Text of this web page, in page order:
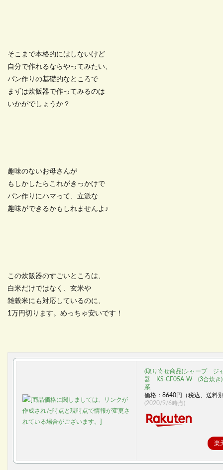
そこまで本格的にはしないけど
自分で作れるならやってみたい、
パン作りの基礎的なところで
まずは炊飯器で作ってみるのは
いかがでしょうか？
趣味のないお母さんが
もしかしたらこれがきっかけで
パン作りにハマって、立派な
趣味ができるかもしれませんよ♪
この炊飯器のすごいところは、
白米だけではなく、玄米や
雑穀米にも対応しているのに、
1万円切ります。めっちゃ安いです！
(取り寄せ商品)シャープ ジ
器 KS-CF05A-W (3合炊き
系
価格：8640円（税込、送料
(2020/9/6時点)
楽